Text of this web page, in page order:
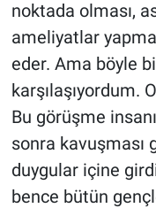
noktada olması,
ameliyatlar
eder. Ama böyle
karşılaşıyordum.
Bu görüşme
sonra kavuşması
duygular içine
bence bütün